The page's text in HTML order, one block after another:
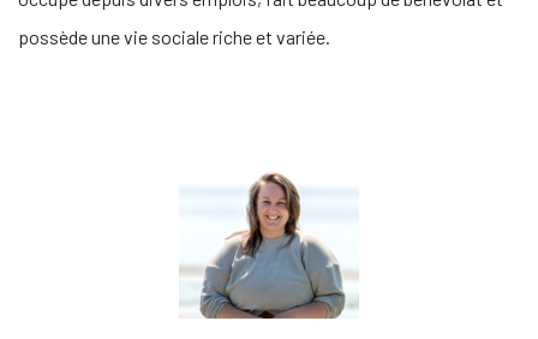
possède une vie sociale riche et variée.